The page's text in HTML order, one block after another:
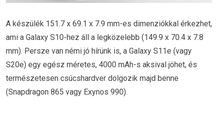
A készülék 151.7 x 69.1 x 7.9 mm-es dimenziókkal érkezhet,
ami a Galaxy S10-hez áll a legközelebb (149.9 x 70.4 x 7.8
mm). Persze van némi jó hírünk is, a Galaxy S11e (vagy
S20e) egy egész méretes, 4000 mAh-s aksival jöhet, és
természetesen csúcshardver dolgozik majd benne
(Snapdragon 865 vagy Exynos 990).